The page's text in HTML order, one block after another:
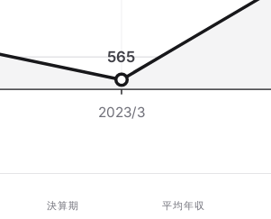
565
2023/3
決算期 平均年収